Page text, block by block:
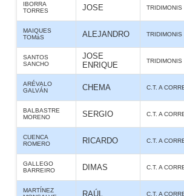
IBORRA
TORRES
JOSE TRIDIMONIS
MAIQUES
TOMáS
ALEJANDRO TRIDIMONIS
SANTOS
SANCHO
JOSE
ENRIQUE
TRIDIMONIS
ARÉVALO
GALVÁN
CHEMA C.T. A
BALBASTRE
MORENO
SERGIO C.T. A
CUENCA
ROMERO
RICARDO C.T. A
GALLEGO
BARREIRO
DIMAS C.T. A
MARTÍNEZ
RAÚL C.T. A